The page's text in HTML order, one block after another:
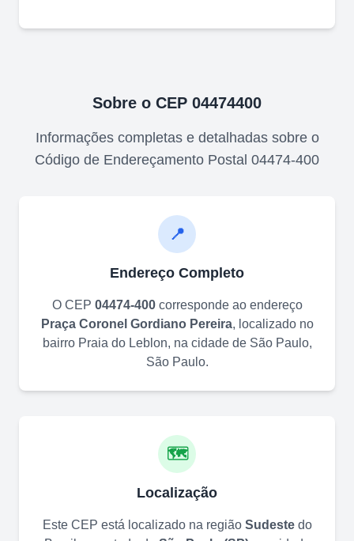
Sobre o CEP 04474400
Informações completas e detalhadas sobre o
Código de Endereçamento Postal 04474-400
📍
Endereço Completo
O CEP 04474-400corresponde ao endereço
Praça Coronel Gordiano Pereira, localizado no
bairro Praia do Leblon, na cidade de São Paulo,
São Paulo.
🗺️
Localização
Este CEP está localizado na região Sudestedo